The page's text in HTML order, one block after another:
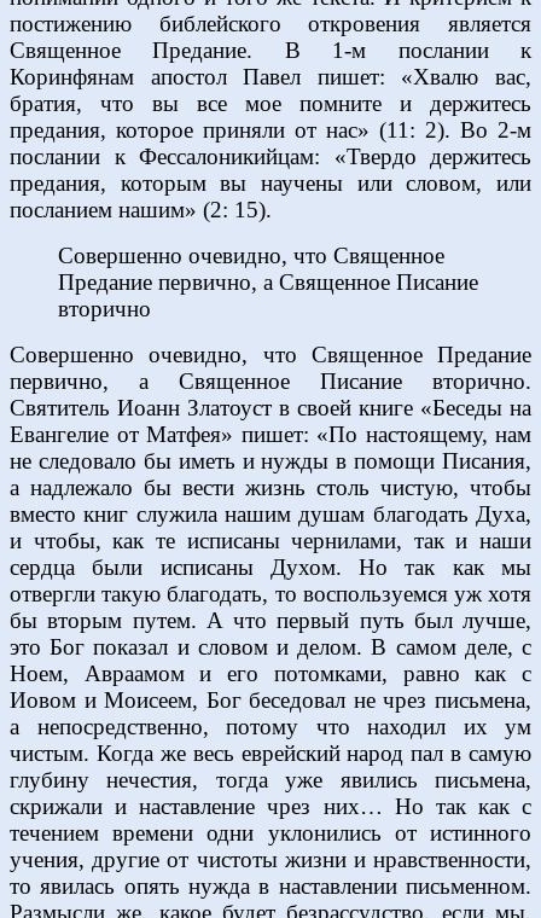
постижению библейского откровения является
Священное Предание. В 1-м послании к
Коринфянам апостол Павел пишет: «Хвалю вас,
братия, что вы все мое помните и держитесь
предания, которое приняли от нас» (11: 2). Во 2-м
послании к Фессалоникийцам: «Твердо держитесь
предания, которым вы научены или словом, или
посланием нашим» (2: 15).
Совершенно очевидно, что Священное
Предание первично, а Священное Писание
вторично
Совершенно очевидно, что Священное Предание
первично, а Священное Писание вторично.
Святитель Иоанн Златоуст в своей книге «Беседы на
Евангелие от Матфея» пишет: «По настоящему, нам
не следовало бы иметь и нужды в помощи Писания,
а надлежало бы вести жизнь столь чистую, чтобы
вместо книг служила нашим душам благодать Духа,
и чтобы, как те исписаны чернилами, так и наши
сердца были исписаны Духом. Но так как мы
отвергли такую благодать, то воспользуемся уж хотя
бы вторым путем. А что первый путь был лучше,
это Бог показал и словом и делом. В самом деле, с
Ноем, Авраамом и его потомками, равно как с
Иовом и Моисеем, Бог беседовал не чрез письмена,
а непосредственно, потому что находил их ум
чистым. Когда же весь еврейский народ пал в самую
глубину нечестия, тогда уже явились письмена,
скрижали и наставление чрез них… Но так как с
течением времени одни уклонились от истинного
учения, другие от чистоты жизни и нравственности,
то явилась опять нужда в наставлении письменном.
Размысли же, какое будет безрассудство, если мы,